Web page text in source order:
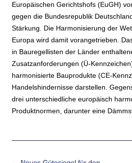
Europäischen Gerichtshofs (EuGH)
gegen die Bundesrepublik
Stärkung. Die Harmonisierung der
Europa wird damit vorangetrieben.
in Bauregellisten der Länder
Zusatzanforderungen (Ü-
harmonisierte Bauprodukte (CE-
Handelshindernisse darstellen.
drei unterschiedliche europäisch
Produktnormen, darunter eine